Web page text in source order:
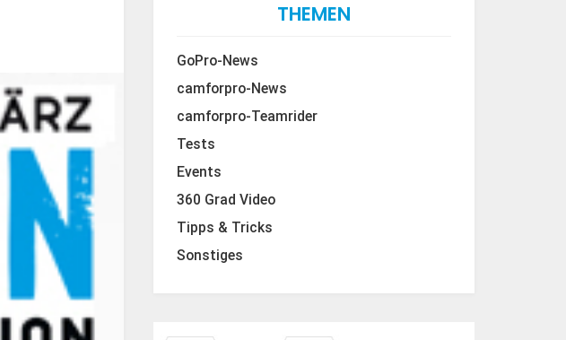
THEMEN
GoPro-News
camforpro-News
camforpro-Teamrider
Tests
Events
360 Grad Video
Tipps & Tricks
Sonstiges